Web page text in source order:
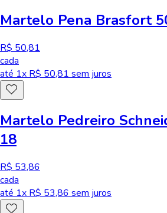
Martelo Pena Brasfort
R$ 50,81
cada
até 1x R$ 50,81 sem juros
Martelo Pedreiro
18
R$ 53,86
cada
até 1x R$ 53,86 sem juros